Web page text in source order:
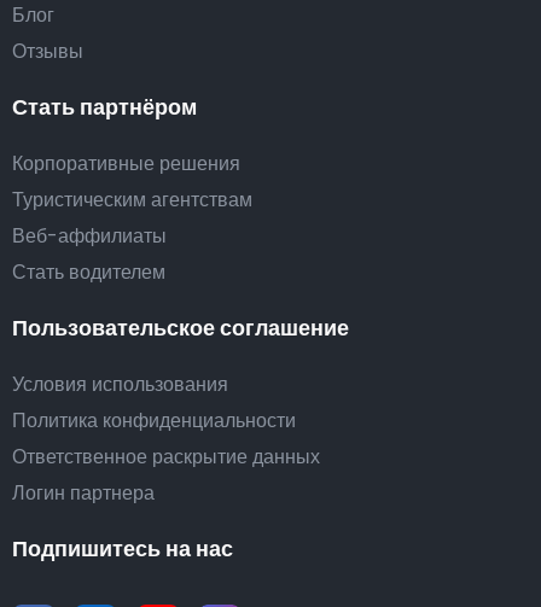
Блог
Отзывы
Стать партнёром
Корпоративные решения
Туристическим агентствам
Веб-аффилиаты
Стать водителем
Пользовательское соглашение
Условия использования
Политика конфиденциальности
Ответственное раскрытие данных
Логин партнера
Подпишитесь на нас